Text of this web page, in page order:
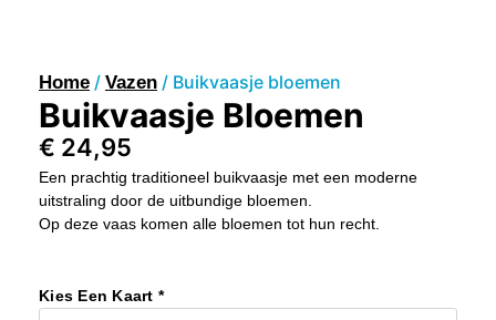
Home / Vazen / Buikvaasje bloemen
Buikvaasje Bloemen
€ 24,95
Een prachtig traditioneel buikvaasje met een moderne
uitstraling door de uitbundige bloemen.
Op deze vaas komen alle bloemen tot hun recht.
Kies Een Kaart *
Bloemen
Aantal